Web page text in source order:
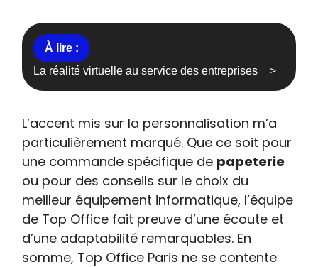
La réalité virtuelle au service des entreprises
L’accent mis sur la personnalisation m’a
particulièrement marqué. Que ce soit pour
une commande spécifique de papeterie
ou pour des conseils sur le choix du
meilleur équipement informatique, l’équipe
de Top Office fait preuve d’une écoute et
d’une adaptabilité remarquables. En
somme, Top Office Paris ne se contente